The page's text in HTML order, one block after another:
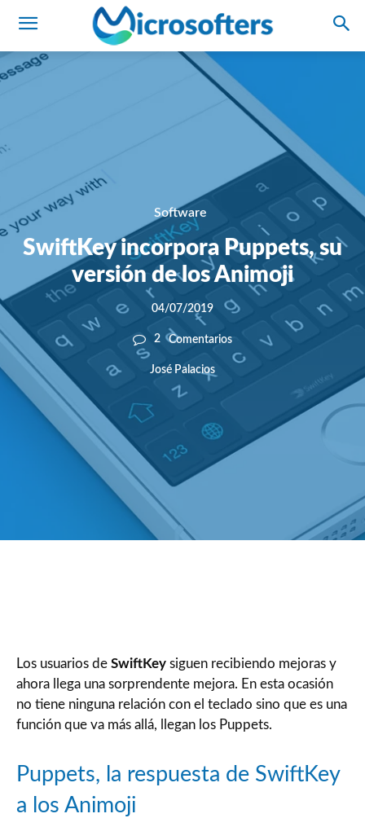
Software
SwiftKey incorpora Puppets, su
versión de los Animoji
04/07/2019
2 Comentarios
José Palacios
Los usuarios de SwiftKey siguen recibiendo mejoras y
ahora llega una sorprendente mejora. En esta ocasión
no tiene ninguna relación con el teclado sino que es una
función que va más allá, llegan los Puppets.
Puppets, la respuesta de SwiftKey
a los Animoji